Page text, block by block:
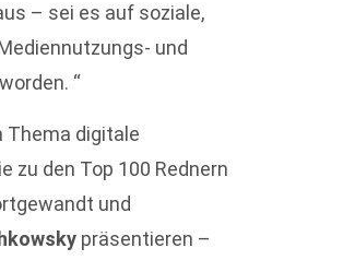
– sei es auf soziale,
und
“
Thema digitale
zu den Top 100 Rednern
und
präsentieren –